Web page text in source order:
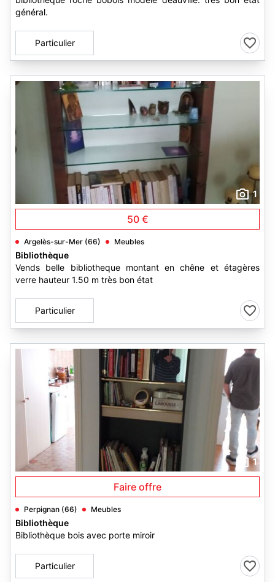
général.
Particulier
1
50 €
Argelès-sur-Mer (66) Meubles
Bibliothèque
Vends belle bibliotheque montant en chêne et étagères
verre hauteur 1.50 m très bon état
Particulier
1
Faire offre
Perpignan (66) Meubles
Bibliothèque
Bibliothèque bois avec porte miroir
Particulier